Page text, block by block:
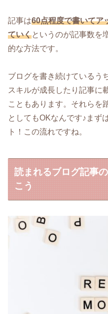
記事は60点程度で書いてア
ていくというのが記事数を
的な方法です。
ブログを書き続けているう
スキルが成長したり記事に
こともあります。それらを
としてもOKなんです♪まず
ト！この流れですね。
読まれるブログ記事
こう